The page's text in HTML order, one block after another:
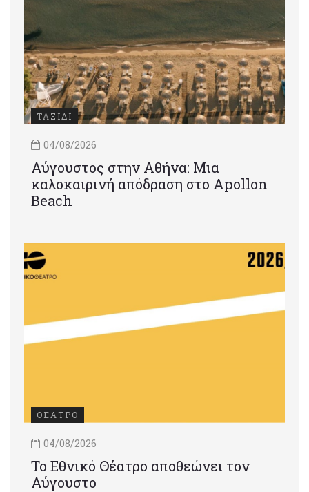
ΤΑΞΙΔΙ
04/08/2026
Αύγουστος στην Αθήνα: Μια
καλοκαιρινή απόδραση στο Apollon
Beach
ΘΕΑΤΡΟ
04/08/2026
Το Εθνικό Θέατρο αποθεώνει τον
Αύγουστο